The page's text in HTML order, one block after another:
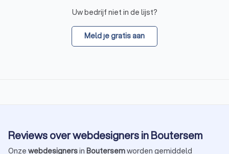
Uw bedrijf niet in de lijst?
Meld je gratis aan
Reviews over webdesigners in Boutersem
Onze webdesignersin Boutersemworden gemiddeld